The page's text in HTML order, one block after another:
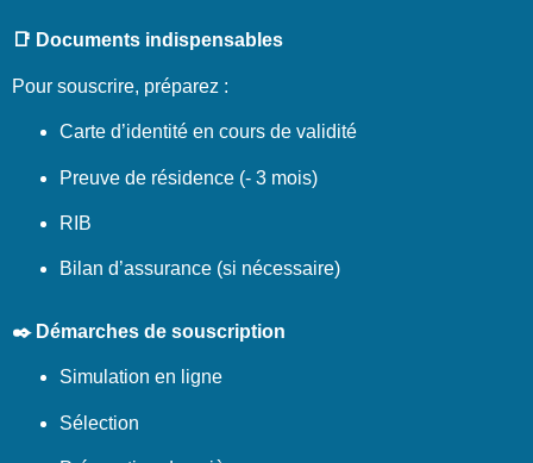
📑 Documents indispensables
Pour souscrire, préparez :
Carte d’identité en cours de validité
Preuve de résidence (- 3 mois)
RIB
Bilan d’assurance (si nécessaire)
✒️ Démarches de souscription
Simulation en ligne
Sélection